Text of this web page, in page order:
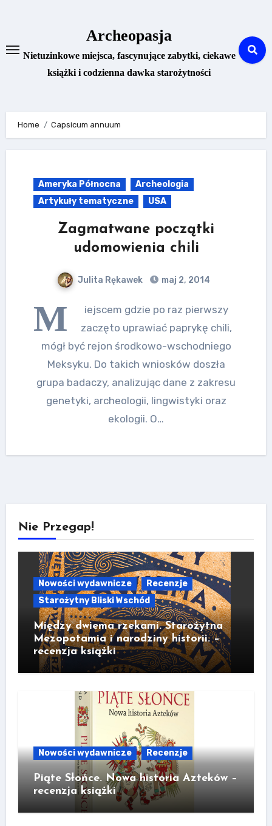
Archeopasja
Nietuzinkowe miejsca, fascynujące zabytki, ciekawe
książki i codzienna dawka starożytności
Home Capsicum annuum
Ameryka Północna
Archeologia
Artykuły tematyczne
USA
Zagmatwane początki
udomowienia chili
Julita Rękawek maj 2, 2014
M
iejscem gdzie po raz pierwszy
zaczęto uprawiać paprykę chili,
mógł być rejon środkowo-wschodniego
Meksyku. Do takich wniosków doszła
grupa badaczy, analizując dane z zakresu
genetyki, archeologii, lingwistyki oraz
ekologii. O…
Nie Przegap!
Nowości wydawnicze
Recenzje
Starożytny Bliski Wschód
Między dwiema rzekami. Starożytna
Mezopotamia i narodziny historii. –
recenzja książki
Nowości wydawnicze Recenzje
Piąte Słońce. Nowa historia Azteków –
recenzja książki